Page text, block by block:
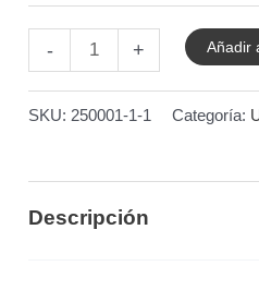
- + Añadir
SKU: 250001-1-1 Categoría:
Descripción